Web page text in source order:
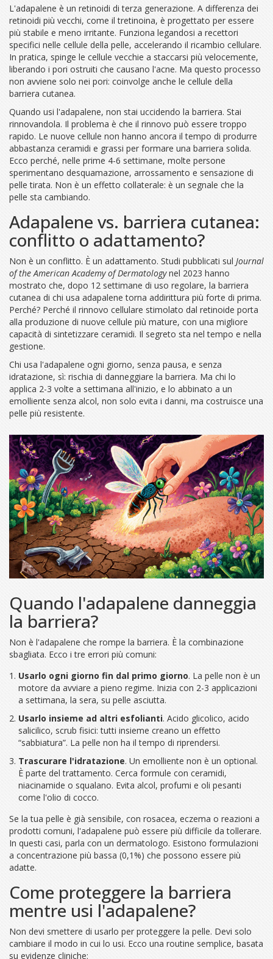
L'adapalene è un retinoidi di terza generazione. A differenza dei
retinoidi più vecchi, come il tretinoina, è progettato per essere
più stabile e meno irritante. Funziona legandosi a recettori
specifici nelle cellule della pelle, accelerando il ricambio cellulare.
In pratica, spinge le cellule vecchie a staccarsi più velocemente,
liberando i pori ostruiti che causano l'acne. Ma questo processo
non avviene solo nei pori: coinvolge anche le cellule della
barriera cutanea.
Quando usi l'adapalene, non stai uccidendo la barriera. Stai
rinnovandola. Il problema è che il rinnovo può essere troppo
rapido. Le nuove cellule non hanno ancora il tempo di produrre
abbastanza ceramidi e grassi per formare una barriera solida.
Ecco perché, nelle prime 4-6 settimane, molte persone
sperimentano desquamazione, arrossamento e sensazione di
pelle tirata. Non è un effetto collaterale: è un segnale che la
pelle sta cambiando.
Adapalene vs. barriera cutanea:
conflitto o adattamento?
Non è un conflitto. È un adattamento. Studi pubblicati sul Journal
of the American Academy of Dermatologynel 2023 hanno
mostrato che, dopo 12 settimane di uso regolare, la barriera
cutanea di chi usa adapalene torna addirittura più forte di prima.
Perché? Perché il rinnovo cellulare stimolato dal retinoide porta
alla produzione di nuove cellule più mature, con una migliore
capacità di sintetizzare ceramidi. Il segreto sta nel tempo e nella
gestione.
Chi usa l'adapalene ogni giorno, senza pausa, e senza
idratazione, sì: rischia di danneggiare la barriera. Ma chi lo
applica 2-3 volte a settimana all'inizio, e lo abbinato a un
emolliente senza alcol, non solo evita i danni, ma costruisce una
pelle più resistente.
Quando l'adapalene danneggia
la barriera?
Non è l'adapalene che rompe la barriera. È la combinazione
sbagliata. Ecco i tre errori più comuni:
Usarlo ogni giorno fin dal primo giorno. La pelle non è un
motore da avviare a pieno regime. Inizia con 2-3 applicazioni
a settimana, la sera, su pelle asciutta.
Usarlo insieme ad altri esfolianti. Acido glicolico, acido
salicilico, scrub fisici: tutti insieme creano un effetto
“sabbiatura”. La pelle non ha il tempo di riprendersi.
Trascurare l'idratazione. Un emolliente non è un optional.
È parte del trattamento. Cerca formule con ceramidi,
niacinamide o squalano. Evita alcol, profumi e oli pesanti
come l'olio di cocco.
Se la tua pelle è già sensibile, con rosacea, eczema o reazioni a
prodotti comuni, l'adapalene può essere più difficile da tollerare.
In questi casi, parla con un dermatologo. Esistono formulazioni
a concentrazione più bassa (0,1%) che possono essere più
adatte.
Come proteggere la barriera
mentre usi l'adapalene?
Non devi smettere di usarlo per proteggere la pelle. Devi solo
cambiare il modo in cui lo usi. Ecco una routine semplice, basata
su evidenze cliniche: